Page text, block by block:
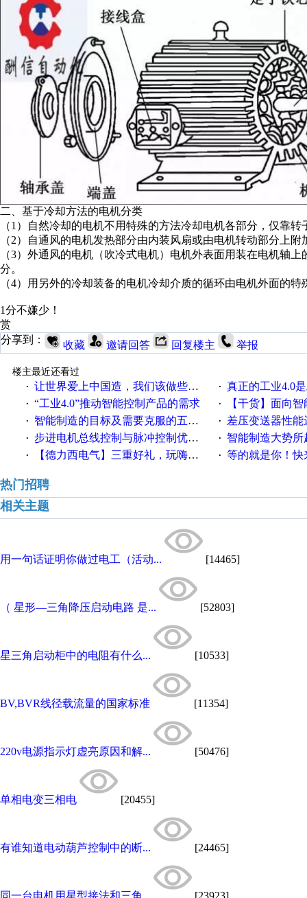
二、基于冷却方法的电机分类
（1）自然冷却的电机不用特殊的方法冷却电机各部分，仅靠
（2）自通风的电机发热部分由内装风扇或由电机转动部分上
（3）外通风的电机（吹冷式电机）电机外表面用装在电机轴
分。
（4）用另外的冷却装备的电机冷却介质的循环由电机外面的
1分不嫌少！
赏
分享到：
收藏 邀请回答 回复楼主 举报
楼主最近还看过
· 让世界爱上中国造，我们该做些什么 · 真正的工业4.0
· “工业4.0”推动智能控制产品的需求 · 【干货】面向
· 智能制造的目标及需要克服的五个障碍 · 差压变送器性能达
· 步进电机总线控制与脉冲控制优缺点 · 智能制造大势所趋
· 【德力西电气】三重好礼，玩嗨夏日！ · 等的就是你！快来
热门招聘
相关主题
用一句话证明你做过电工（活动... [14465]
（ 星形—三角降压启动电路 是... [52803]
星三角启动柜中的电阻有什么... [10533]
BV,BVR线径载流量的国家标准 [11354]
220v电源指示灯虚亮原因和解... [50476]
单相电变三相电 [20455]
有谁知道电动葫芦控制中的断... [24465]